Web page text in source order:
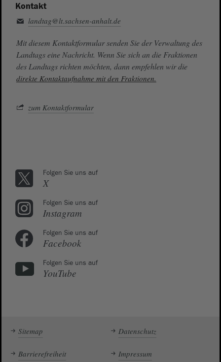
Kontakt
landtag@lt.sachsen-anhalt.de
Mit diesem Kontaktformular senden Sie der Verwaltung des
Landtags eine Nachricht. Wenn Sie sich an die Fraktionen
des Landtags richten möchten, dann empfehlen wir die
direkte Kontaktaufnahme mit den Fraktionen.
zum Kontaktformular
Folgen Sie uns auf
X
Folgen Sie uns auf
Instagram
Folgen Sie uns auf
Facebook
Folgen Sie uns auf
YouTube
Sitemap Datenschutz
Barrierefreiheit Impressum